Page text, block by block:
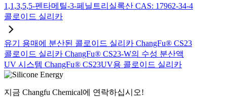
1,1,3,5,5-펜타메틸-3-페닐트리실록산 CAS: 17962-34-4
콜로이드 실리카
유기 용매에 분산된 콜로이드 실리카 ChangFu® CS23
콜로이드 실리카 ChangFu® CS23-W의 수성 분산액
UV 시스템 ChangFu® CS23UV용 콜로이드 실리카
지금 Changfu Chemical에 연락하십시오!